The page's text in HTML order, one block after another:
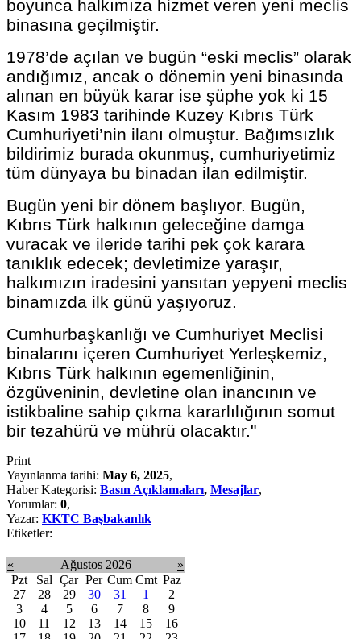
boyunca halkımıza hizmet veren yeni meclis
binasına geçilmiştir.
1978’de açılan ve bugün “eski meclis” olarak
andığımız, ancak o dönemin yeni binasında
alınan en büyük karar ise şüphe yok ki 15
Kasım 1983 tarihinde Kuzey Kıbrıs Türk
Cumhuriyeti’nin ilanı olmuştur. Bağımsızlık
bildirimiz burada okunmuş, cumhuriyetimiz
tüm dünyaya bu binadan ilan edilmiştir.
Bugün yeni bir dönem başlıyor. Bugün,
Kıbrıs Türk halkının geleceğine damga
vuracak ve ileride tarihi pek çok karara
tanıklık edecek; devletimize yaraşır,
halkımızın iradesini yansıtan yepyeni meclis
binamızda ilk günü yaşıyoruz.
Cumhurbaşkanlığı ve Cumhuriyet Meclisi
binalarını içeren Cumhuriyet Yerleşkemiz,
Kıbrıs Türk halkının egemenliğinin,
özgüveninin, devletine olan inancının ve
istikbaline sahip çıkma kararlılığının somut
bir tezahürü ve mührü olacaktır."
Print
Yayınlanma tarihi: May 6, 2025,
Haber Kategorisi: Basın Açıklamaları, Mesajlar,
Yorumlar: 0,
Yazar: KKTC Başbakanlık
Etiketler:
« Ağustos 2026
»
Pzt
Sal Çar Per Cum Cmt Paz
27
28 29 30 31 1
2
3
4 5 6 7 8
9
10
11 12 13 14 15
16